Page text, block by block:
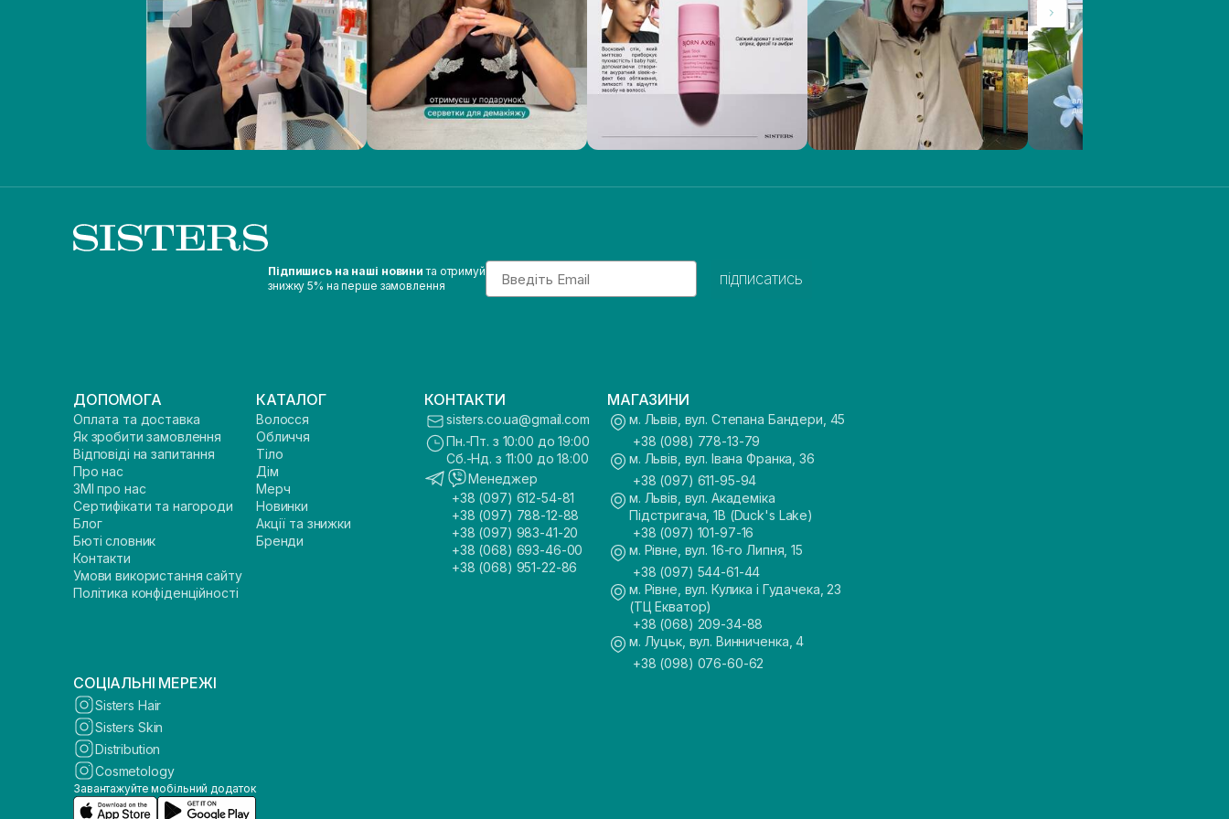
Підпишись на наші новини та отримуй
знижку 5% на перше замовлення
Email
підписатись
ДОПОМОГА
Оплата та доставка
Як зробити замовлення
Відповіді на запитання
Про нас
ЗМІ про нас
Сертифікати та нагороди
Блог
Бюті словник
Контакти
Умови використання сайту
Політика конфіденційності
КАТАЛОГ
Волосся
Обличчя
Тіло
Дім
Мерч
Новинки
Акції та знижки
Бренди
КОНТАКТИ
sisters.co.ua@gmail.com
Пн.-Пт. з 10:00 до 19:00
Сб.-Нд. з 11:00 до 18:00
Менеджер
+38 (097) 612-54-81
+38 (097) 788-12-88
+38 (097) 983-41-20
+38 (068) 693-46-00
+38 (068) 951-22-86
МАГАЗИНИ
м. Львів, вул. Степана Бандери, 45
+38 (098) 778-13-79
м. Львів, вул. Івана Франка, 36
+38 (097) 611-95-94
м. Львів, вул. Академіка
Підстригача, 1В (Duck's Lake)
+38 (097) 101-97-16
м. Рівне, вул. 16-го Липня, 15
+38 (097) 544-61-44
м. Рівне, вул. Кулика і Гудачека, 23
(ТЦ Екватор)
+38 (068) 209-34-88
м. Луцьк, вул. Винниченка, 4
+38 (098) 076-60-62
СОЦІАЛЬНІ МЕРЕЖІ
Sisters Hair
Sisters Skin
Distribution
Cosmetology
Завантажуйте мобільний додаток